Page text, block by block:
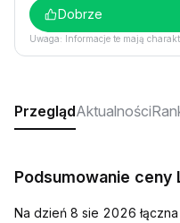
Dobrze
Uwaga: Informacje te mają
PrzeglądAktualności
Podsumowanie ceny
Na dzień 8 sie 2026